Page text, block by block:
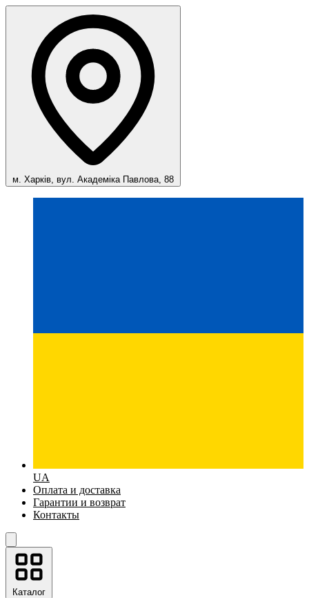
м. Харків, вул. Академіка Павлова, 88
UA
Оплата и доставка
Гарантии и возврат
Контакты
Каталог